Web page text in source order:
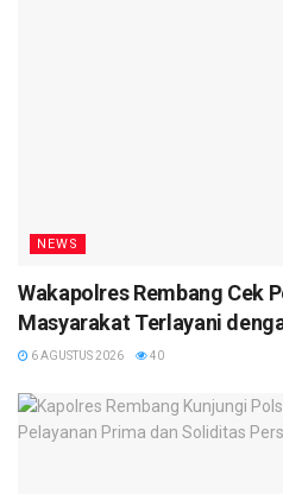
NEWS
Wakapolres Rembang Cek
Masyarakat Terlayani
6 AGUSTUS 2026 40